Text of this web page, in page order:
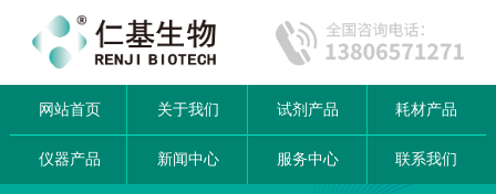
网站首页 关于我们 试剂产品 耗材产品
仪器产品 新闻中心 服务中心 联系我们